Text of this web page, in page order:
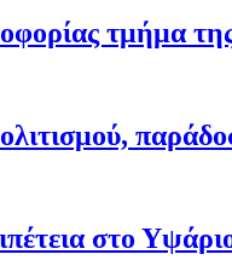
τμήμα
στο